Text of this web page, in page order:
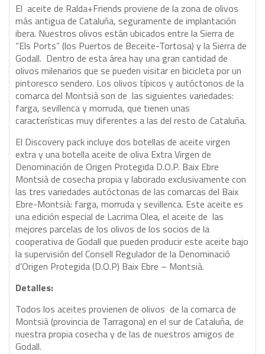
El aceite de Ralda+Friends proviene de la zona de olivos
más antigua de Cataluña, seguramente de implantación
ibera. Nuestros olivos están ubicados entre la Sierra de
“Els Ports” (los Puertos de Beceite-Tortosa) y la Sierra de
Godall. Dentro de esta área hay una gran cantidad de
olivos milenarios que se pueden visitar en bicicleta por un
pintoresco sendero. Los olivos típicos y autóctonos de la
comarca del Montsià son de las siguientes variedades:
farga, sevillenca y morruda, que tienen unas
características muy diferentes a las del resto de Cataluña.
El Discovery pack incluye dos botellas de aceite virgen
extra y una botella aceite de oliva Extra Virgen de
Denominación de Origen Protegida D.O.P. Baix Ebre
Montsià de cosecha propia y laborado exclusivamente con
las tres variedades autóctonas de las comarcas del Baix
Ebre-Montsià: farga, morruda y sevillenca. Este aceite es
una edición especial de Lacrima Olea, el aceite de las
mejores parcelas de los olivos de los socios de la
cooperativa de Godall que pueden producir este aceite bajo
la supervisión del Consell Regulador de la Denominació
d’Origen Protegida (D.O.P) Baix Ebre – Montsià.
Detalles:
Todos los aceites provienen de olivos de la comarca de
Montsià (provincia de Tarragona) en el sur de Cataluña, de
nuestra propia cosecha y de las de nuestros amigos de
Godall.